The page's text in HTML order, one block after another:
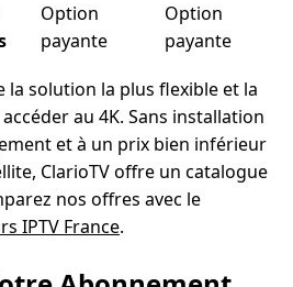
Option
payante
Option
payante
la solution la plus flexible et la
au 4K. Sans installation
et à un prix bien inférieur
ClarioTV offre un catalogue
nos offres avec le
IPTV France.